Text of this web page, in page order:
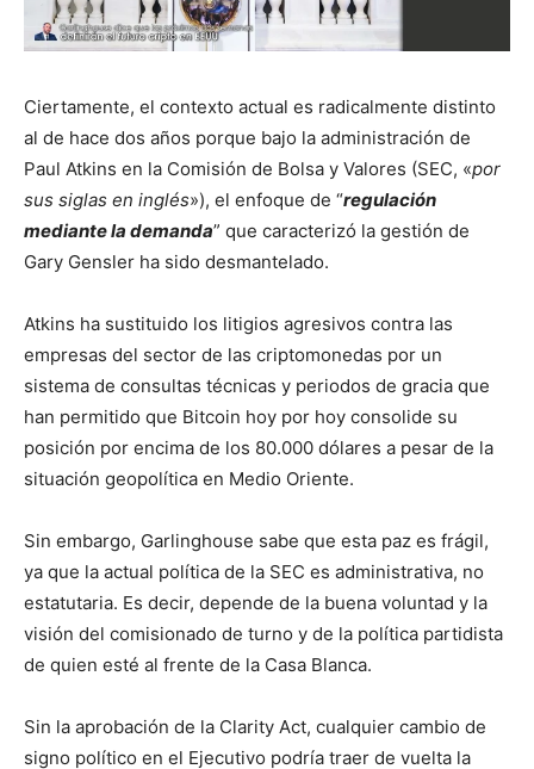
Ciertamente, el contexto actual es radicalmente distinto
al de hace dos años porque bajo la administración de
Paul Atkins en la Comisión de Bolsa y Valores (SEC, «por
sus siglas en inglés»), el enfoque de “regulación
mediante la demanda” que caracterizó la gestión de
Gary Gensler ha sido desmantelado.
Atkins ha sustituido los litigios agresivos contra las
empresas del sector de las criptomonedas por un
sistema de consultas técnicas y periodos de gracia que
han permitido que Bitcoin hoy por hoy consolide su
posición por encima de los 80.000 dólares a pesar de la
situación geopolítica en Medio Oriente.
Sin embargo, Garlinghouse sabe que esta paz es frágil,
ya que la actual política de la SEC es administrativa, no
estatutaria. Es decir, depende de la buena voluntad y la
visión del comisionado de turno y de la política partidista
de quien esté al frente de la Casa Blanca.
Sin la aprobación de la Clarity Act, cualquier cambio de
signo político en el Ejecutivo podría traer de vuelta la